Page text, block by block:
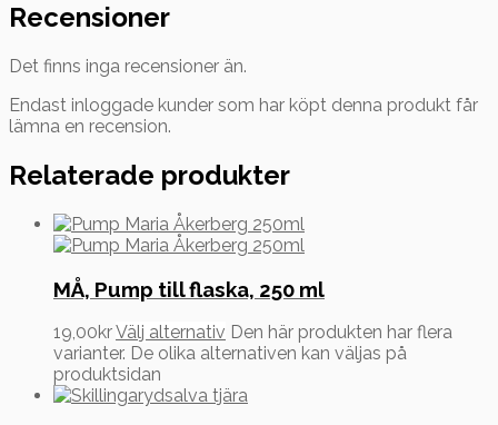
Recensioner
Det finns inga recensioner än.
Endast inloggade kunder som har köpt denna produkt får
lämna en recension.
Relaterade produkter
MÅ, Pump till flaska, 250 ml
19,00krVälj alternativ Den här produkten har flera
varianter. De olika alternativen kan väljas på
produktsidan